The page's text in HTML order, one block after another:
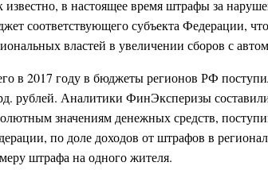
известно, в настоящее время штрафы за
соответствующего субъекта Федерации,
властей в увеличении сборов с
в 2017 году в бюджеты регионов РФ
рублей. Аналитики ФинЭксперизы
значениям денежных средств,
по доле доходов от штрафов в
штрафа на одного жителя.